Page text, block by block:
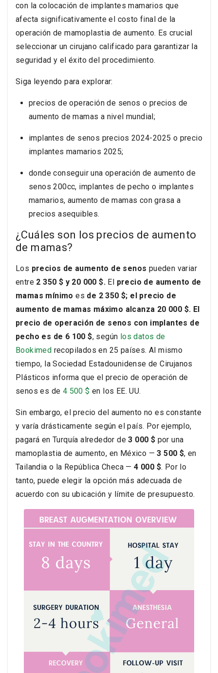
con la colocación de implantes mamarios que
afecta significativamente el costo final de la
operación de mamoplastia de aumento. Es crucial
seleccionar un cirujano calificado para garantizar la
seguridad y el éxito del procedimiento.
Siga leyendo para explorar:
precios de operación de senos o precios de
aumento de mamas a nivel mundial;
implantes de senos precios 2024-2025 o precio
implantes mamarios 2025;
donde conseguir una operación de aumento de
senos 200cc, implantes de pecho o implantes
mamarios, aumento de mamas con grasa a
precios asequibles.
¿Cuáles son los precios de aumento
de mamas?
Los precios de aumento de senos pueden variar
entre 2 350 $ y 20 000 $. El precio de aumento de
mamas mínimo es de 2 350 $; el precio de
aumento de mamas máximo alcanza 20 000 $. El
precio de operación de senos con implantes de
pecho es de 6 100 $, según los datos de
Bookimed recopilados en 25 países. Al mismo
tiempo, la Sociedad Estadounidense de Cirujanos
Plásticos informa que el precio de operación de
senos es de 4 500 $ en los EE. UU.
Sin embargo, el precio del aumento no es constante
y varía drásticamente según el país. Por ejemplo,
pagará en Turquía alrededor de3 000 $ por una
mamoplastia de aumento, en México —3 500 $, en
Tailandia o la República Checa —4 000 $. Por lo
tanto, puede elegir la opción más adecuada de
acuerdo con su ubicación y límite de presupuesto.